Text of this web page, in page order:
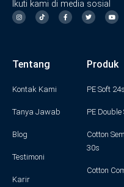
Ikuti kami di media sosial
g
r
e
r
b
e
Tentang
Kontak Kami
Tanya Jawab
Blog
Testimoni
Karir
Produk
PE Soft
PE Double
Cotton
30s
Cotton